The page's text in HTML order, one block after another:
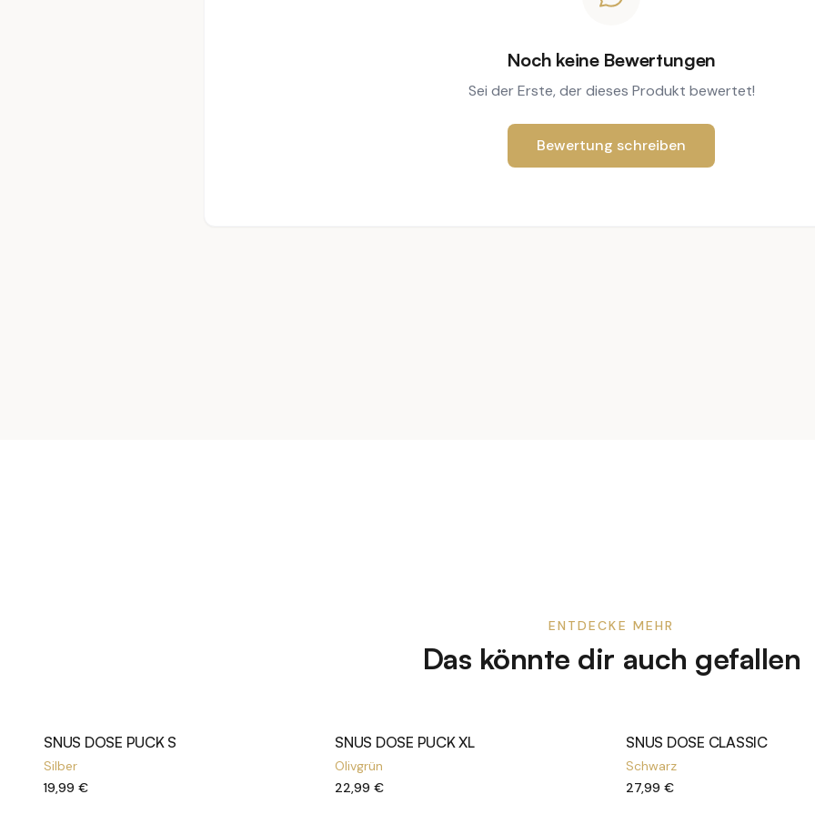
Noch keine Bewertungen
Sei der Erste, der dieses Produkt bewertet!
Bewertung schreiben
ENTDECKE MEHR
Das könnte dir auch gefallen
SNUS DOSE PUCK S
Silber
19,99 €
SNUS DOSE PUCK XL
Olivgrün
22,99 €
SNUS DOSE CLASSIC
Schwarz
27,99 €